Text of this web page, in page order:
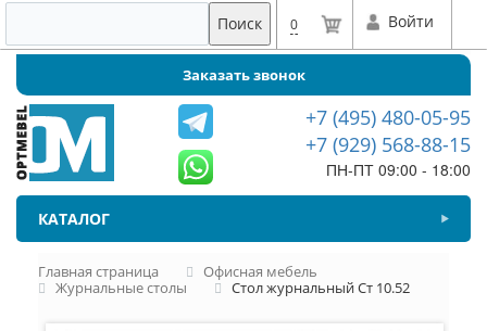
Поиск 0 Войти
Заказать звонок
+7 (495) 480-05-95
+7 (929) 568-88-15
ПН-ПТ 09:00 - 18:00
КАТАЛОГ
Главная страница
Офисная мебель
Журнальные столы
Стол журнальный Ст 10.52